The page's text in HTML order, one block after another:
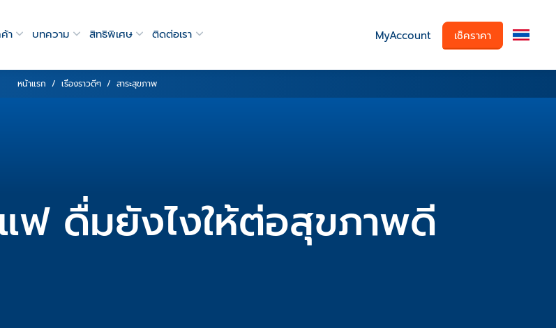
า บทความ สิทธิพิเศษ ติดต่อเรา MyAccount เช็คราคา
หน้าแรก เรื่องราวดีๆ สาระสุขภาพ
ฟ ดื่มยังไงให้ต่อสุขภาพดี